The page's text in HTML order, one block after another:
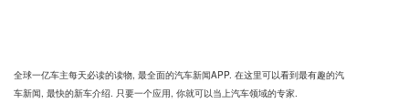
全球一亿车主每天必读的读物, 最全面的汽车新闻APP. 在这里可以看到最有趣的汽
车新闻, 最快的新车介绍. 只要一个应用, 你就可以当上汽车领域的专家.